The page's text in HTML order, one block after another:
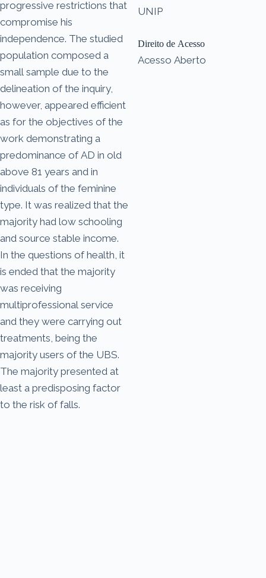
progressive restrictions that
compromise his
independence. The studied
population composed a
small sample due to the
delineation of the inquiry,
however, appeared efficient
as for the objectives of the
work demonstrating a
predominance of AD in old
above 81 years and in
individuals of the feminine
type. It was realized that the
majority had low schooling
and source stable income.
In the questions of health, it
is ended that the majority
was receiving
multiprofessional service
and they were carrying out
treatments, being the
majority users of the UBS.
The majority presented at
least a predisposing factor
to the risk of falls.
UNIP
Direito de Acesso
Acesso Aberto